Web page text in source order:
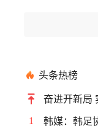
头条热榜
奋进开新局
1 韩媒：韩足